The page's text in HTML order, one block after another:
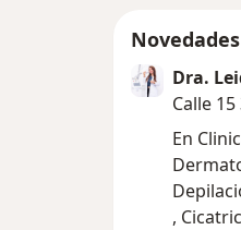
Novedades
Dra.
Calle 15
En Clinica
,